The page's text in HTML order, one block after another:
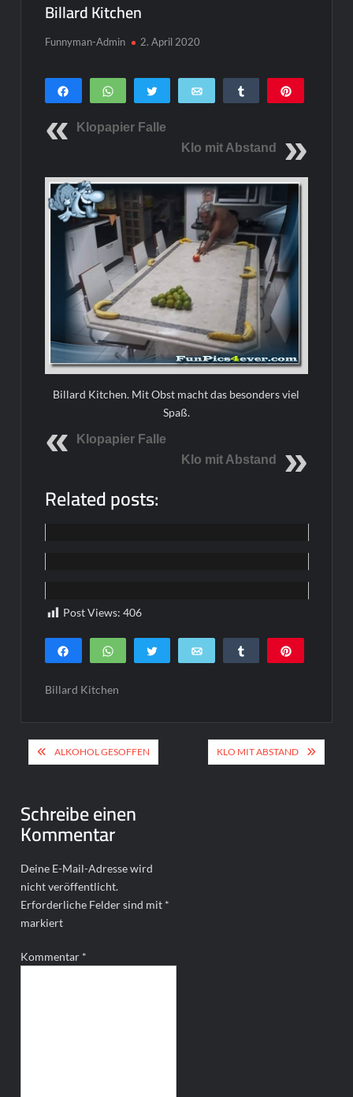
Billard Kitchen
Funnyman-Admin 2. April 2020
Teilen WhatsApp Twittern E-Mail Teilen
SHARES
Klopapier Falle
Klo mit Abstand
Billard Kitchen. Mit Obst macht das besonders viel
Spaß.
Klopapier Falle
Klo mit Abstand
Related posts:
Post Views: 406
Teilen WhatsApp Twittern E-Mail Teilen
SHARES
Billard Kitchen
Beitragsnavigation
ALKOHOL GESOFFEN KLO MIT ABSTAND
Schreibe einen
Kommentar
Deine E-Mail-Adresse wird
nicht veröffentlicht.
Erforderliche Felder sind mit *
markiert
Kommentar *